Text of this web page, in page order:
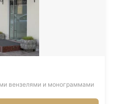
вензелями и монограммами